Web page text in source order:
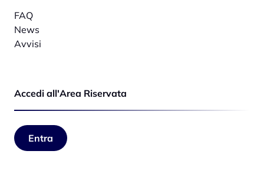
FAQ
News
Avvisi
Accedi all'Area Riservata
Entra